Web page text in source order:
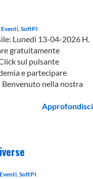
Eventi, SoftPI
Lunedì 13-04-2026 H.
gratuitamente
sul pulsante
e partecipare
nella nostra
Approfondisci
Eventi, SoftPI